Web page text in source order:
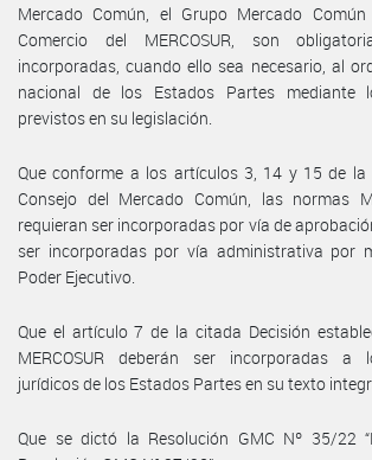
Mercado Común, el Grupo Mercado
Comercio del MERCOSUR, son
incorporadas, cuando ello sea necesario, al
nacional de los Estados Partes mediante
previstos en su legislación.
Que conforme a los artículos 3, 14 y 15 de la
Consejo del Mercado Común, las normas
requieran ser incorporadas por vía de
ser incorporadas por vía administrativa por
Poder Ejecutivo.
Que el artículo 7 de la citada Decisión
MERCOSUR deberán ser incorporadas a
jurídicos de los Estados Partes en su texto
Que se dictó la Resolución GMC Nº 35/22